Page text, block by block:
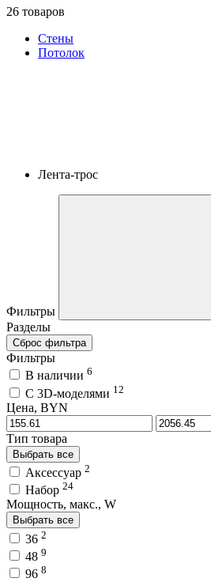
26 товаров
Стены
Потолок
Лента-трос
Фильтры
Разделы
Сброс фильтра
Фильтры
В наличии 6
C 3D-моделями 12
Цена, BYN
Тип товара
Выбрать все
Аксессуар 2
Набор 24
Мощность, макс., W
Выбрать все
36 2
48 9
96 8